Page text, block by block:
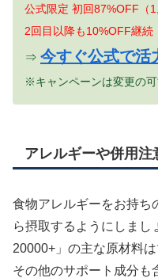
公式限定 初回87%OFF（
2回目以降も10%OFF継続
⇒ 今すぐ公式で活
※キャンペーンは変更の可
アレルギーや併用注
食物アレルギーをお持ち
ら摂取するようにしまし
20000+」の主な原材料
その他のサポート成分も